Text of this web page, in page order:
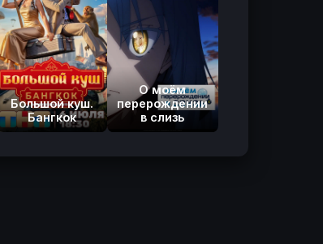
Большой куш.
Бангкок
О моём
перерождении
в слизь